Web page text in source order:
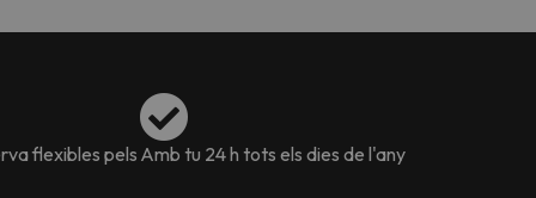
flexibles pels Amb tu 24 h tots els dies de l'any